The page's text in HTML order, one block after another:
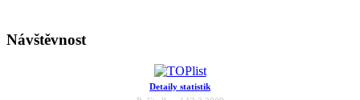
Návštěvnost
Detaily statistik